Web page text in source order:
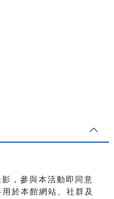
，參與本活動即同意
於本館網站、社群及